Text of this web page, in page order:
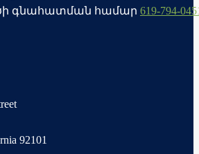
գնահատման համար 619-794-
92101